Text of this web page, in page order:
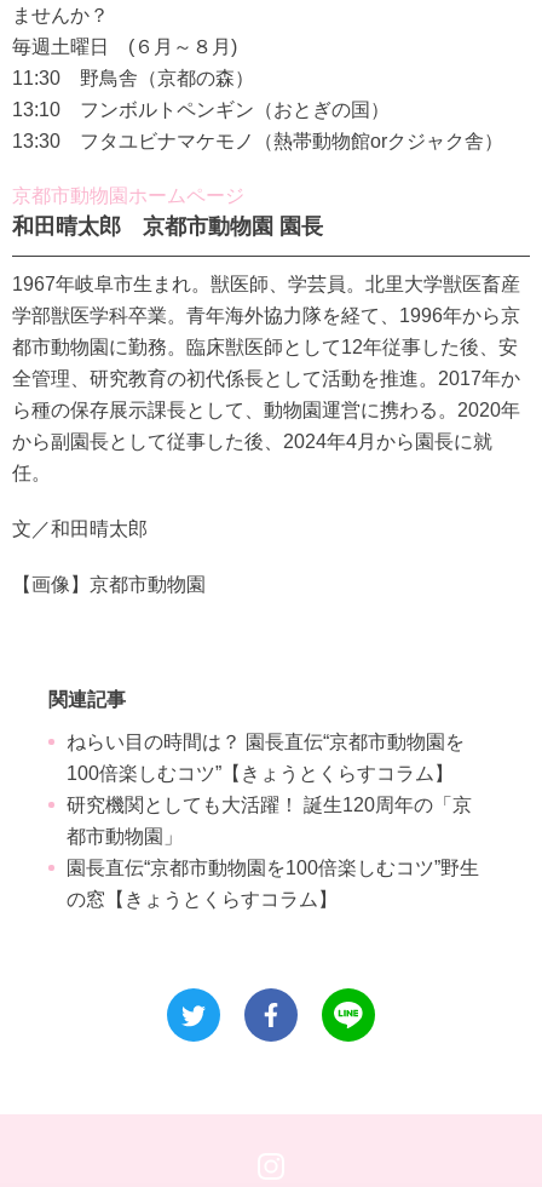
ませんか？
毎週土曜日 (６月～８月)
11:30 野鳥舎（京都の森）
13:10 フンボルトペンギン（おとぎの国）
13:30 フタユビナマケモノ（熱帯動物館orクジャク舎）
京都市動物園ホームページ
和田晴太郎 京都市動物園 園長
1967年岐阜市生まれ。獣医師、学芸員。北里大学獣医畜産
学部獣医学科卒業。青年海外協力隊を経て、1996年から京
都市動物園に勤務。臨床獣医師として12年従事した後、安
全管理、研究教育の初代係長として活動を推進。2017年か
ら種の保存展示課長として、動物園運営に携わる。2020年
から副園長として従事した後、2024年4月から園長に就
任。
文／和田晴太郎
【画像】京都市動物園
関連記事
ねらい目の時間は？ 園長直伝“京都市動物園を
100倍楽しむコツ”【きょうとくらすコラム】
研究機関としても大活躍！ 誕生120周年の「京
都市動物園」
園長直伝“京都市動物園を100倍楽しむコツ”野生
の窓【きょうとくらすコラム】